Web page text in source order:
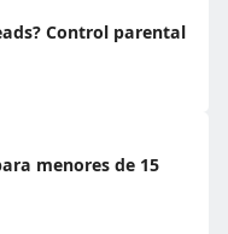
Control parental
menores de 15